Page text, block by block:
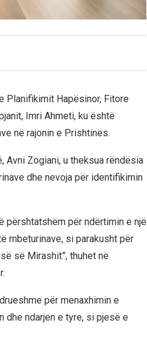
Planifikimit Hapësinor, Fitore
Imri Ahmeti, ku është
në rajonin e Prishtinës.
Avni Zogiani, u theksua rëndësia
dhe nevoja për identifikimin
përshtatshëm për ndërtimin e një
mbeturinave, si parakusht për
së Mirashit”, thuhet në
për menaxhimin e
dhe ndarjen e tyre, si pjesë e